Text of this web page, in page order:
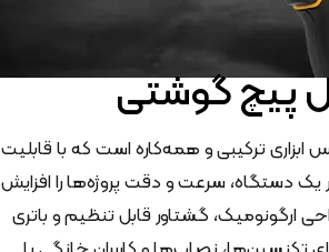
پیچ گوشتی
ترکیبی و همه‌کاره است که با قابلیت
یک دستگاه، سرعت و دقت پروژه‌ها را افزایش
ارگونومیک، گشتاور قابل تنظیم و باتری